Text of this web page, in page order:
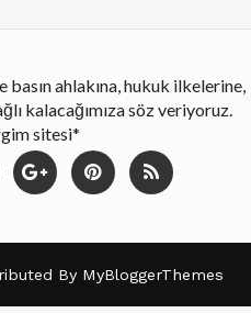
ahlakına, hukuk ilkelerine,
kalacağımıza söz veriyoruz.
sitesi*
By MyBloggerThemes